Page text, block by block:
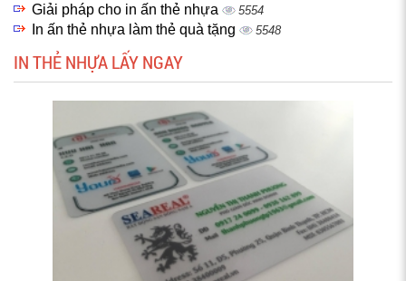
Giải pháp cho in ấn thẻ nhựa 5554
In ấn thẻ nhựa làm thẻ quà tặng 5548
IN THẺ NHỰA LẤY NGAY